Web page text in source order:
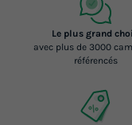
Le plus grand
avec plus de 3000
référencés